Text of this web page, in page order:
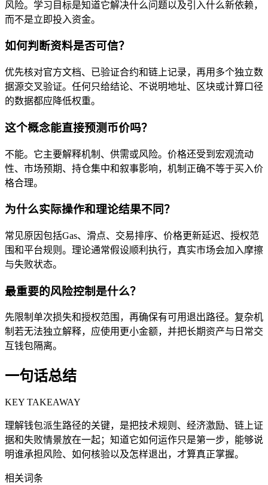
风险。学习目标是知道它解决什么问题以及引入什么新依赖，
而不是立即投入资金。
如何判断资料是否可信？
优先核对官方文档、已验证合约和链上记录，再用多个独立数
据源交叉验证。任何只给结论、不说明地址、区块或计算口径
的数据都应降低权重。
这个概念能直接预测币价吗？
不能。它主要解释机制、供需或风险。价格还受到宏观流动
性、市场预期、持仓集中和叙事影响，机制正确不等于买入价
格合理。
为什么实际操作和理论结果不同？
常见原因包括Gas、滑点、交易排序、价格更新延迟、授权范
围和平台规则。理论通常假设顺利执行，真实市场会加入摩擦
与失败状态。
最重要的风险控制是什么？
先限制单次损失和授权范围，再确保有可用退出路径。复杂机
制若无法独立解释，应使用更小金额，并把长期资产与日常交
互钱包隔离。
一句话总结
KEY TAKEAWAY
理解钱包派生路径的关键，是把技术规则、经济激励、链上证
据和失败情景放在一起；知道它如何运作只是第一步，能够说
明谁承担风险、如何核验以及怎样退出，才算真正掌握。
相关词条